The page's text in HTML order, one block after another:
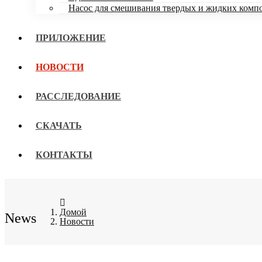
Насос для смешивания твердых и жидких
ПРИЛОЖЕНИЕ
НОВОСТИ
РАССЛЕДОВАНИЕ
СКАЧАТЬ
КОНТАКТЫ
News
Домой
Новости